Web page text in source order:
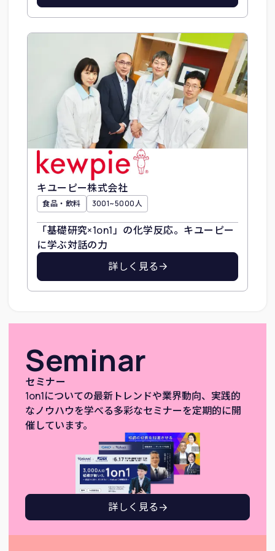
キユーピー株式会社
食品・飲料 3001~5000人
「基礎研究×1on1」の化学反応。キユーピー
に学ぶ対話の力
詳しく見る
Seminar
セミナー
1on1についての最新トレンドや業界動向、実践的
なノウハウを学べる多彩なセミナーを定期的に開
催しています。
詳しく見る